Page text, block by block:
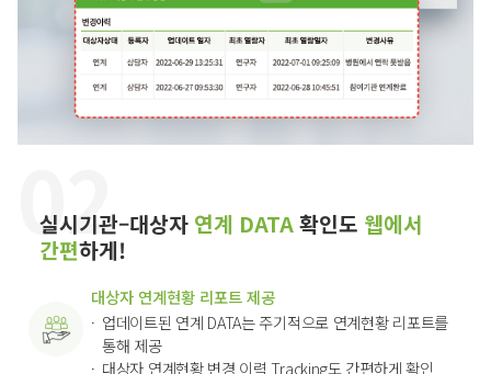
실시기관–대상자 연계 DATA확인도 웹에서
간편하게!
대상자 연계현황 리포트 제공
업데이트된 연계 DATA는 주기적으로 연계현황 리포트를
통해 제공
대상자 연계현황 변경 이력 Tracking도 간편하게 확인